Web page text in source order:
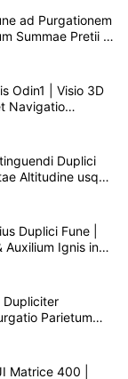
ad Purgationem
Summae Pretii |
Odin1 | Visio 3D
Navigatio
Duplici
Altitudine usque
Duplici Fune |
Auxilium Ignis in
Dupliciter
Parietum
Matrice 400 |